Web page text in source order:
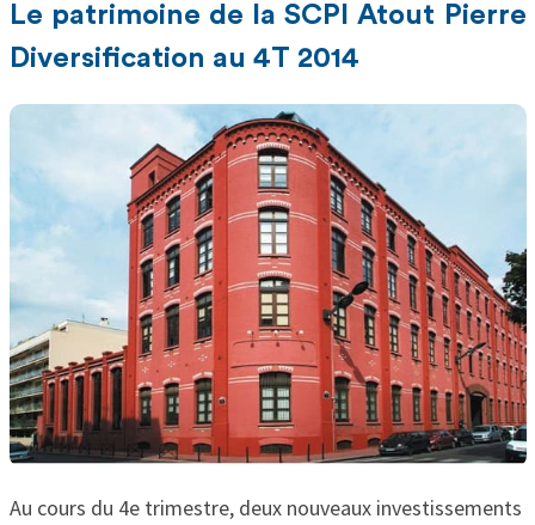
Le patrimoine de la SCPI Atout Pierre
Diversification au 4T 2014
Au cours du 4e trimestre, deux nouveaux investissements